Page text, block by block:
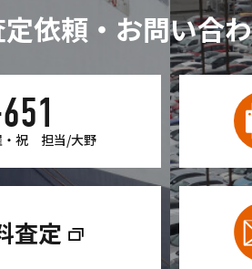
依頼・お問い合
・祝 担当/大野
査定